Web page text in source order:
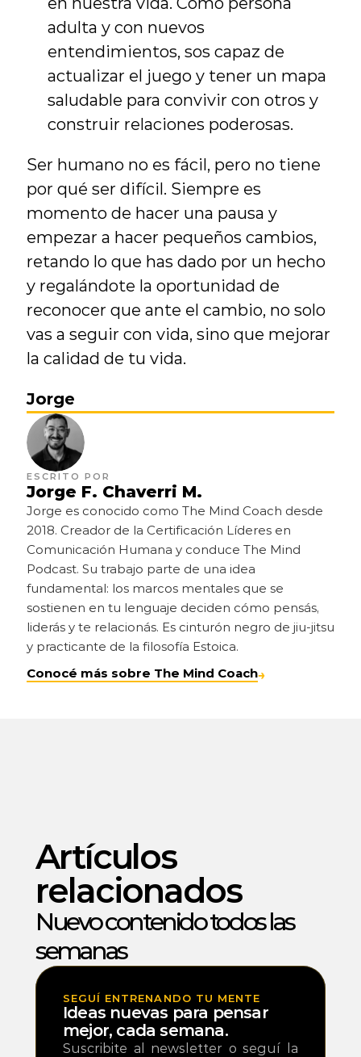
adulta y con nuevos
entendimientos, sos capaz de
actualizar el juego y tener un mapa
saludable para convivir con otros y
construir relaciones poderosas.
Ser humano no es fácil, pero no tiene
por qué ser difícil. Siempre es
momento de hacer una pausa y
empezar a hacer pequeños cambios,
retando lo que has dado por un hecho
y regalándote la oportunidad de
reconocer que ante el cambio, no solo
vas a seguir con vida, sino que mejorar
la calidad de tu vida.
Jorge
ESCRITO POR
Jorge F. Chaverri M.
Jorge es conocido como The Mind Coach desde
2018. Creador de la Certificación Líderes en
Comunicación Humana y conduce The Mind
Podcast. Su trabajo parte de una idea
fundamental: los marcos mentales que se
sostienen en tu lenguaje deciden cómo pensás,
liderás y te relacionás. Es cinturón negro de jiu-jitsu
y practicante de la filosofía Estoica.
Conocé más sobre The Mind Coach→
Artículos
relacionados
Nuevo contenido todos las
semanas
SEGUÍ ENTRENANDO TU MENTE
Ideas nuevas para pensar
mejor, cada semana.
Suscribite al newsletter o seguí la